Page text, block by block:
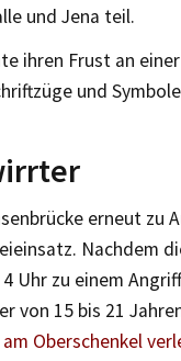
und Jena teil.
ihren Frust an
und
erneut zu
Nachdem
Uhr zu einem
von 15 bis 21
Oberschenkel